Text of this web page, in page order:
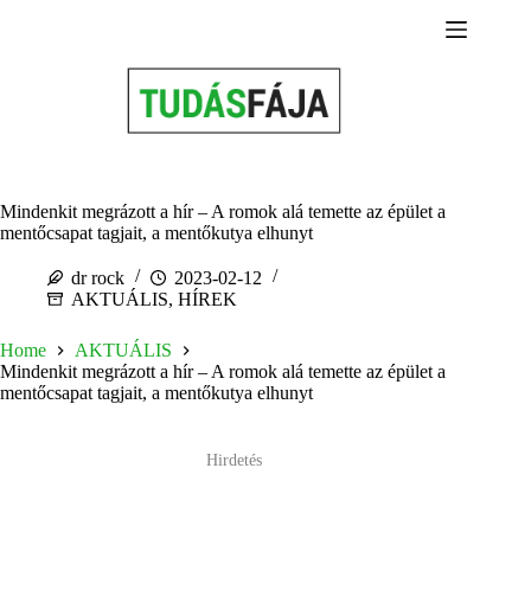
Mindenkit megrázott a hír – A romok alá temette az épület a
mentőcsapat tagjait, a mentőkutya elhunyt
dr rock
2023-02-12
AKTUÁLIS, HÍREK
Home
AKTUÁLIS
Mindenkit megrázott a hír – A romok alá temette az épület a
mentőcsapat tagjait, a mentőkutya elhunyt
Hirdetés